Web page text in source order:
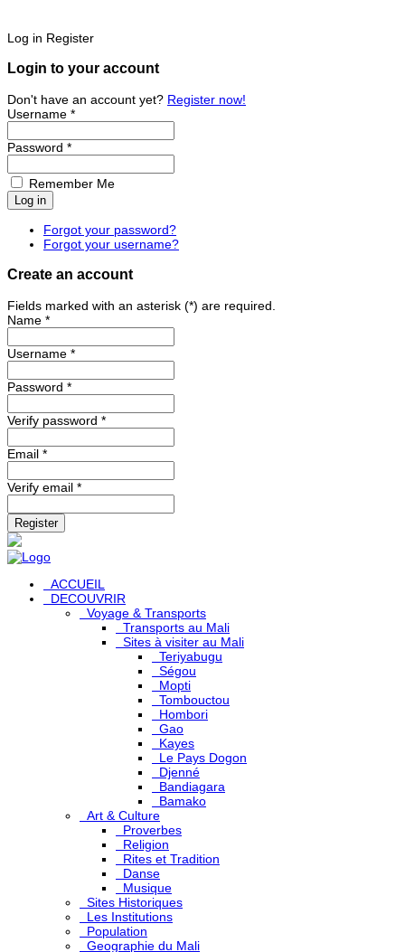
Log in Register
Login to your account
Don't have an account yet? Register now!
Username *
Password *
Remember Me
Forgot your password?
Forgot your username?
Create an account
Fields marked with an asterisk (*) are required.
Name *
Username *
Password *
Verify password *
Email *
Verify email *
Register
ACCUEIL
DECOUVRIR
Voyage & Transports
Transports au Mali
Sites à visiter au Mali
Teriyabugu
Ségou
Mopti
Tombouctou
Hombori
Gao
Kayes
Le Pays Dogon
Djenné
Bandiagara
Bamako
Art & Culture
Proverbes
Religion
Rites et Tradition
Danse
Musique
Sites Historiques
Les Institutions
Population
Geographie du Mali